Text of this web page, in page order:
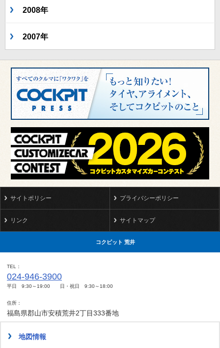
2008年
2007年
サイトポリシー プライバシーポリシー
リンク サイトマップ
コクピット 荒井
TEL
024-946-3900
平日 9:30～19:00 日・祝日 9:30～18:00
住所
福島県郡山市安積荒井2丁目333番地
地図情報